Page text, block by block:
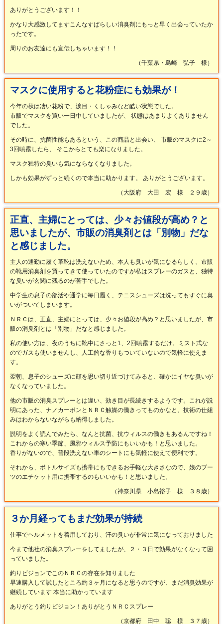
ありがとうございます！！
かなり大感激してますこんなすばらしい消臭剤にもっと早く出会っていたか
ったです。
周りのお友達にも宣伝しちゃいます！！
（千葉県・島崎 弘子 様）
マスクに使用すると花粉症にも効果が！
今年の秋は凄い花粉で、涙目・くしゃみなど酷い状態でした。
市販でマスクを買い一日中していましたが、 状態はあまりよくありません
でした。
その時に、抗菌性能もあるという、この商品と出会い、 市販のマスクに2～
3回噴霧したら、 そこからとても楽になりました。
マスク独特の臭いも気にならなくなりました。
しかも効果がずっと続くので本当に助かります。 ありがとうございます。
（大阪府 大田 宏 様 ２９歳）
正直、主婦にとっては、少々お値段が高め？と
思いましたが、市販の消臭剤とは「別物」だな
と感じました。
主人の通勤に履く革靴は洗えないため、本人も臭いが気になるらしく、市販
の靴用消臭剤を買ってきて使っていたのですが私はスプレーのガスと、独特
な臭いが玄関に残るのが苦手でした。
中学生の息子の部活や通学に毎日履く、テニスシューズは洗ってもすぐに臭
いがついてしまいます。
ＮＲＣは、正直、主婦にとっては、少々お値段が高め？と思いましたが、市
販の消臭剤とは「別物」だなと感じました。
私の使い方は、夜のうちに靴中にさっと1、2回噴霧するだけ。ミスト式な
のでガスも使いませんし、人工的な香りもついていないので気軽に使えま
す。
翌朝、息子のシューズに顔を思い切り近づけてみると、確かにイヤな臭いが
なくなっていました。
他の市販の消臭スプレーとは違い、効き目が長続きするようです。これが説
明にあった、ナノカーボンとＮＲＣ触媒の働きってものかなと、技術の仕組
みはわからないながらも納得しました。
説明をよく読んでみたら、なんと抗菌、抗ウィルスの働きもあるんですね！
これからの寒い季節、風邪ウィルス予防にもいいかも！と思いました。
香りがないので、普段洗えない車のシートにも気軽に使えて便利です。
それから、ボトルサイズも携帯にもできるお手軽な大きさなので、娘のブー
ツのエチケット用に携帯するのもいいかも！と思いました。
（神奈川県 小島裕子 様 ３８歳）
３か月経ってもまだ効果が持続
仕事でヘルメットを着用しており、汗の臭いが非常に気になっておりました
今まで他社の消臭スプレーをしてましたが、２・３日で効果がなくなって困
っていました。
釣りビジョンでこのＮＲＣの存在を知りました
早速購入して試したところ約３ヶ月になると思うのですが、まだ消臭効果が
継続しています本当に助かっています
ありがとう釣りビジョン！ありがとうＮＲＣスプレー
（京都府 田中 聡 様 ３７歳）